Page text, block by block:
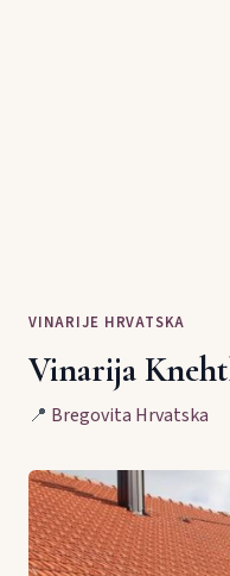
VINARIJE HRVATSKA
Vinarija
📍 Bregovita Hrvatska